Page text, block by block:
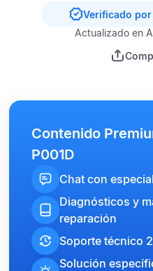
Verificado
Actualizado en
Contenido
P001D
Chat con
Diagnósticos y
reparación
Soporte técnico
Solución